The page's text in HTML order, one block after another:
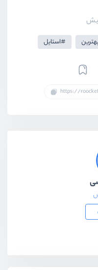
استایل